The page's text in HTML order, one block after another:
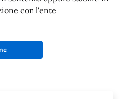
con l'ente